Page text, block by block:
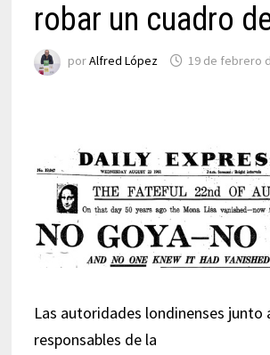
robar un cuadro
porAlfred López 19 de febrero
Las autoridades londinenses junto
responsables de la